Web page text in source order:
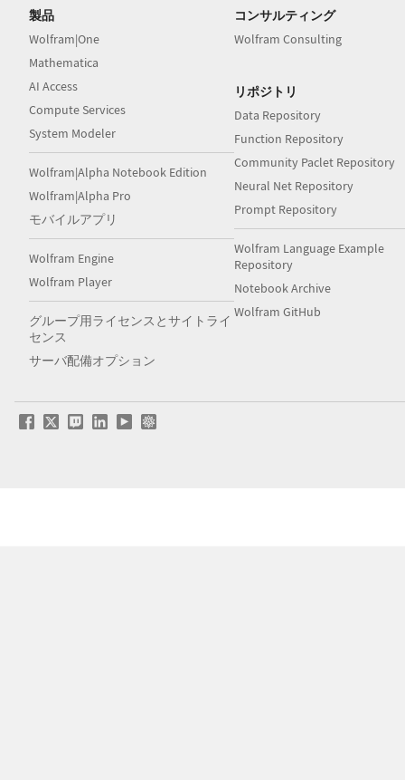
製品
Wolfram|One
Mathematica
AI Access
Compute Services
System Modeler
Wolfram|Alpha Notebook Edition
Wolfram|Alpha Pro
モバイルアプリ
Wolfram Engine
Wolfram Player
グループ用ライセンスとサイトライ
センス
サーバ配備オプション
コンサルティング
Wolfram Consulting
リポジトリ
Data Repository
Function Repository
Community Paclet Repository
Neural Net Repository
Prompt Repository
Wolfram Language Example
Repository
Notebook Archive
Wolfram GitHub